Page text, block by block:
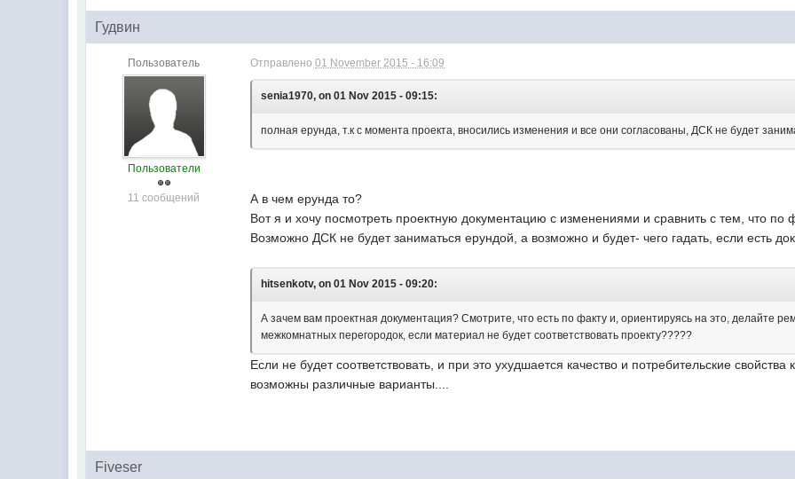
Гудвин
Пользователь
Пользователи
11 сообщений
Отправлено01 November 2015 - 16:09
senia1970, on 01 Nov 2015 - 09:15:
полная ерунда, т.к с момента проекта, вносились изменения и все они согласованы, ДСК не будет
А в чем ерунда то?
Вот я и хочу посмотреть проектную документацию с изменениями и сравнить с тем, что по
Возможно ДСК не будет заниматься ерундой, а возможно и будет- чего гадать, если есть
hitsenkotv, on 01 Nov 2015 - 09:20:
А зачем вам проектная документация? Смотрите, что есть по факту и, ориентируясь на это, делайте
межкомнатных перегородок, если материал не будет соответствовать проекту?????
Если не будет соответствовать, и при это ухудшается качество и потребительские
возможны различные варианты....
Fiveser